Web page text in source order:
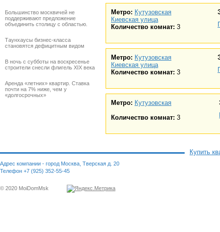
Большинство москвичей не
поддерживают предложение
объединить столицу с областью.
Таунхаусы бизнес-класса
становятся дефицитным видом
В ночь с субботы на воскресенье
строители снесли флигель XIX века
Аренда «летних» квартир. Ставка
почти на 7% ниже, чем у
«долгосрочных»
Метро: Кутузовская
Киевская улица
Количество комнат: 3
Метро: Кутузовская
Киевская улица
Количество комнат: 3
Метро: Кутузовская
Количество комнат: 3
Купить
Адрес компании - город Москва, Тверская д. 20
Телефон +7 (925) 352-55-45
© 2020 MoiDomMsk